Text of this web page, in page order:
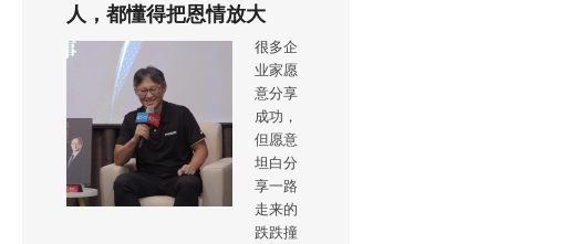
人，都懂得把恩情放大
很多企
业家愿
意分享
成功，
但愿意
坦白分
享一路
走来的
跌跌撞